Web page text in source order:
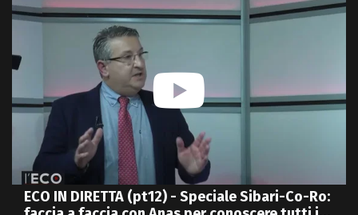
ECO IN DIRETTA (pt12) - Speciale Sibari-Co-Ro: